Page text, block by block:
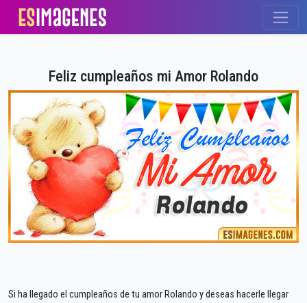
Feliz cumpleaños mi Amor Rolando
Si ha llegado el cumpleaños de tu amor Rolando y deseas hacerle llegar